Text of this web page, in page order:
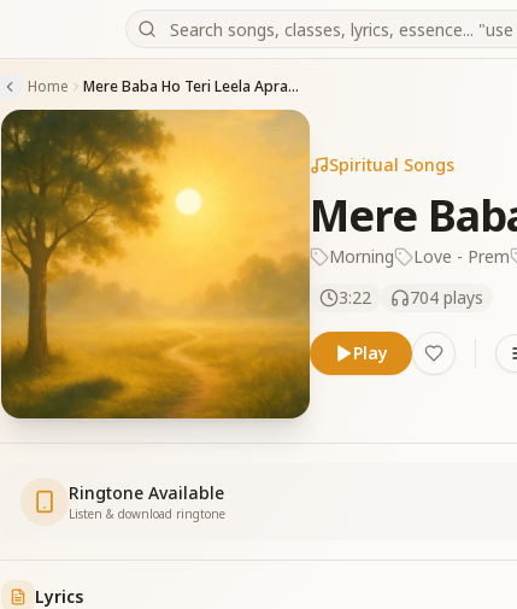
Home Mere Baba Ho Teri Leela Aprampaar
Spiritual Songs
Mere
Morning Love - Prem
3:22
704 plays
Play
Ringtone Available
Listen & download ringtone
Lyrics